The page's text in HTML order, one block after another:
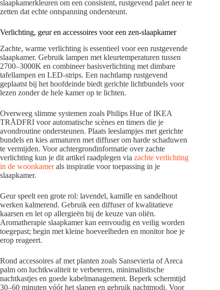
slaapkamerkleuren om een consistent, rustgevend palet neer te
zetten dat echte ontspanning ondersteunt.
Verlichting, geur en accessoires voor een zen-slaapkamer
Zachte, warme verlichting is essentieel voor een rustgevende
slaapkamer. Gebruik lampen met kleurtemperaturen tussen
2700–3000K en combineer basisverlichting met dimbare
tafellampen en LED-strips. Een nachtlamp rustgevend
geplaatst bij het hoofdeinde biedt gerichte lichtbundels voor
lezen zonder de hele kamer op te lichten.
Overweeg slimme systemen zoals Philips Hue of IKEA
TRÅDFRI voor automatische scènes en timers die je
avondroutine ondersteunen. Plaats leeslampjes met gerichte
bundels en kies armaturen met diffuser om harde schaduwen
te vermijden. Voor achtergrondinformatie over zachte
verlichting kun je dit artikel raadplegen via zachte verlichting
in de woonkamerals inspiratie voor toepassing in je
slaapkamer.
Geur speelt een grote rol: lavendel, kamille en sandelhout
werken kalmerend. Gebruik een diffuser of kwalitatieve
kaarsen en let op allergieën bij de keuze van oliën.
Aromatherapie slaapkamer kan eenvoudig en veilig worden
toegepast; begin met kleine hoeveelheden en monitor hoe je
erop reageert.
Rond accessoires af met planten zoals Sansevieria of Areca
palm om luchtkwaliteit te verbeteren, minimalistische
nachtkastjes en goede kabelmanagement. Beperk schermtijd
30–60 minuten vóór het slapen en gebruik nachtmodi. Voor